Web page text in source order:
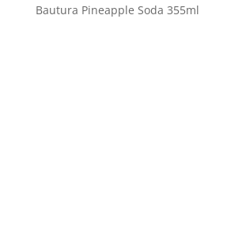
Bautura Pineapple Soda 355ml